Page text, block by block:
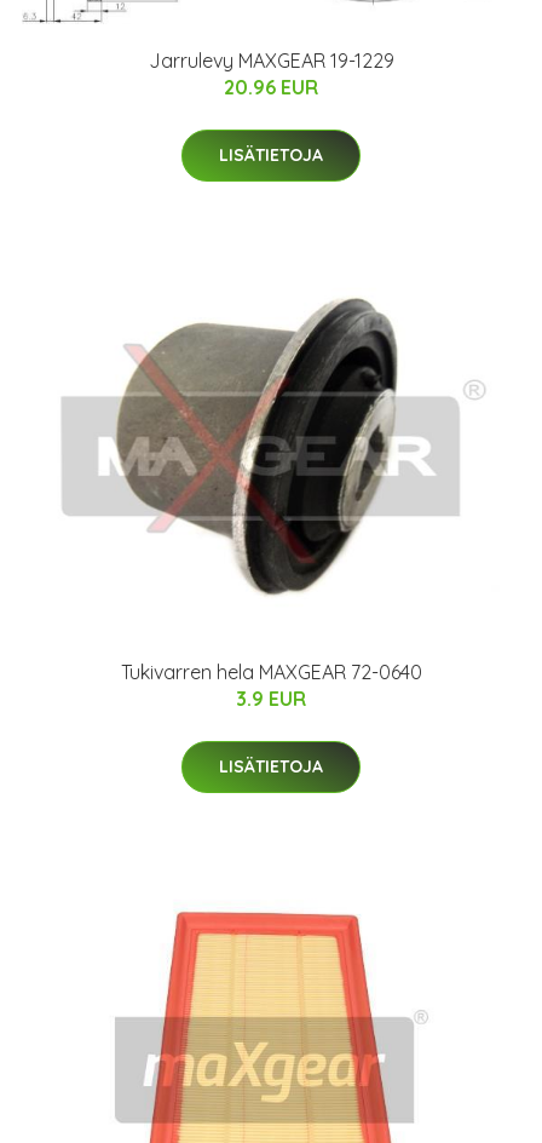
Jarrulevy MAXGEAR 19-1229
20.96 EUR
LISÄTIETOJA
Tukivarren hela MAXGEAR 72-0640
3.9 EUR
LISÄTIETOJA